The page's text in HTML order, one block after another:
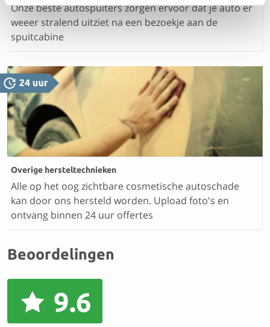
Onze beste autospuiters zorgen ervoor dat je auto er
weeer stralend uitziet na een bezoekje aan de
spuitcabine
Overige hersteltechnieken
Alle op het oog zichtbare cosmetische autoschade
kan door ons hersteld worden. Upload foto's en
ontvang binnen 24 uur offertes
Beoordelingen
9.6